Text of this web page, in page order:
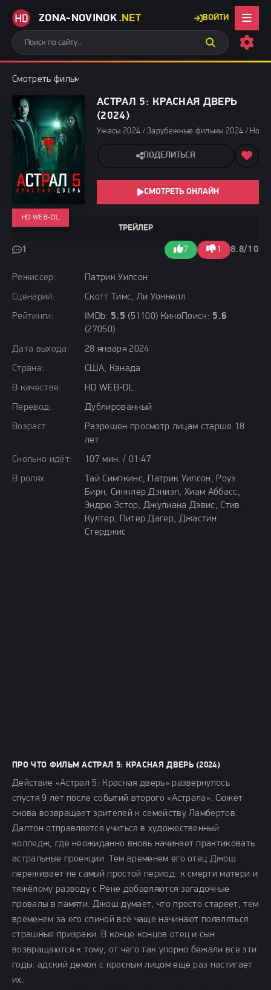
ZONA-NOVINOK .NET ВОЙТИ
Смотреть фильмы бесплатно
АСТРАЛ 5: КРАСНАЯ ДВЕРЬ
(2024)
Ужасы 2024 / Зарубежные фильмы 2024 /
Режиссер:
Патрик Уилсон
Сценарий:
Скотт Тимс, Ли Уоннелл
Рейтинги:
IMDb: 5.5 (51100) КиноПоиск: 5.6
(27050)
Дата выхода:
28 января 2024
Страна:
США, Канада
В качестве:
HD WEB-DL
Перевод:
Дублированный
Возраст:
Разрешён просмотр лицам старше 18
лет
Сколько идёт:
107 мин. / 01:47
В ролях:
Тай Симпкинс, Патрик Уилсон, Роуз
Бирн, Синклер Дэниэл, Хиам Аббасс,
Эндрю Эстор, Джулиана Дэвис, Стив
Култер, Питер Дагер, Джастин
Стерджис
ТРЕЙЛЕР
1 7 1 8.8/10
HD WEB-DL
ПОДЕЛИТЬСЯ
СМОТРЕТЬ ОНЛАЙН
ПРО ЧТО ФИЛЬМ АСТРАЛ 5: КРАСНАЯ ДВЕРЬ (2024)
Действие «Астрал 5: Красная дверь» развернулось
спустя 9 лет после событий второго «Астрала». Сюжет
снова возвращает зрителей к семейству Ламбертов.
Далтон отправляется учиться в художественный
колледж, где неожиданно вновь начинает практиковать
астральные проекции. Тем временем его отец Джош
переживает не самый простой период: к смерти матери и
тяжёлому разводу с Рене добавляются загадочные
провалы в памяти. Джош думает, что просто стареет, тем
временем за его спиной всё чаще начинают появляться
страшные призраки. В конце концов отец и сын
возвращаются к тому, от чего так упорно бежали все эти
годы: адский демон с красным лицом ещё раз настигает
их.